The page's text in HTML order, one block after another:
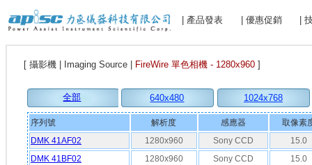
| 產品發表 | 優惠促銷 |
[ 攝影機 | Imaging Source | FireWire 單色相機 - 1280x960 ]
全部 640x480 1024x768
序列號 解析度 感應器
取像素
DMK 41AF02
1280x960 Sony CCD
15.0
DMK 41BF02
1280x960 Sony CCD
15.0